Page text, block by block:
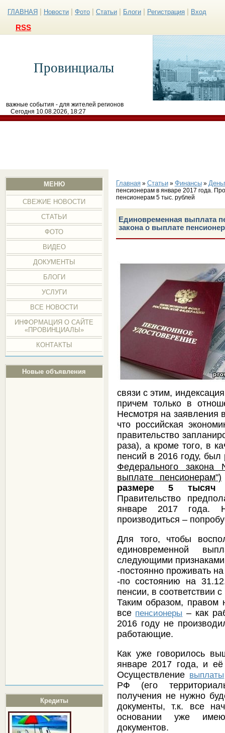
ГЛАВНАЯ Новости Фото Статьи Блоги Регистрация Вход
RSS
Провинциалы
важные события - для жителей регионов
Сегодня 10.08.2026, 18:27
МЕНЮ
СВЕЖИЕ НОВОСТИ
СТАТЬИ
ФОТО
ВИДЕО
ДОКУМЕНТЫ
БЛОГИ
УСЛУГИ
ВСЕ НОВОСТИ
ИНФОРМАЦИЯ О САЙТЕ
«ПРОВИНЦИАЛЫ»
КОНТАКТЫ
Новые объявления
Кредиты
Главная» Статьи» Финансы»
пенсионерам в январе 2017 года.
пенсионерам 5 тыс. рублей
Единовременная выплата
закона о выплате
связи с этим,
причем только в
Несмотря на заявления
что российская
правительство
раза), а кроме того, в
пенсий в 2016 году, был
Федерального
выплате пенсионерам")
размере 5 тысяч
Правительство
январе 2017 года.
производиться –
Для того, чтобы
единовременной
следующими
-постоянно проживать
-по состоянию на
пенсии, в соответствии
Таким образом,
все пенсионеры – как
2016 году не
работающие.
Как уже говорилось
январе 2017 года, и
Осуществление выплаты
РФ (его
получения не нужно
документы, т.к. все
основании уже
документов.